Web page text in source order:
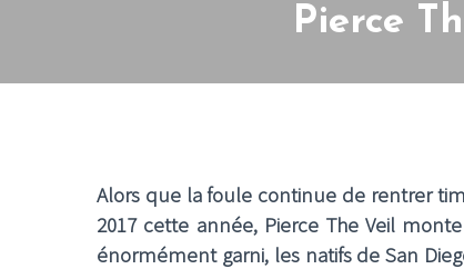
Pierce
Alors que la foule continue de rentrer
2017 cette année, Pierce The Veil
énormément garni, les natifs de San